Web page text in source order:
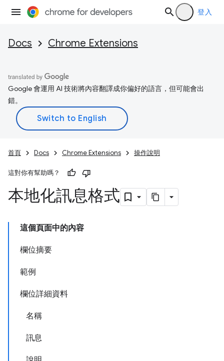
登入
Docs Chrome Extensions
Google 會運用 AI 技術將內容翻譯成你偏好的語言，但可能會出
錯。
首頁 Docs Chrome Extensions 操作說明
這對你有幫助嗎？
本地化訊息格式
這個頁面中的內容
欄位摘要
範例
欄位詳細資料
名稱
訊息